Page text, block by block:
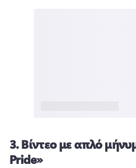
3.Βίντεο με απλό
Pride»